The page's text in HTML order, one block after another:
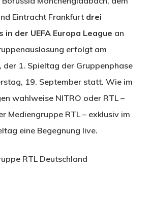
Eintracht Frankfurt drei
in der UEFA Europa League an
erfolgt am
der 1. Spieltag der Gruppenphase
19. September statt. Wie im
wahlweise NITRO oder RTL –
Mediengruppe RTL – exklusiv im
eine Begegnung live.
RTL Deutschland